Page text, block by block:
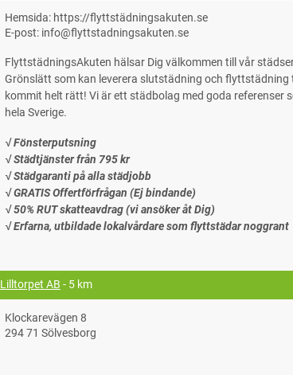
Hemsida: https://flyttstädningsakuten.se
E-post: info@flyttstadningsakuten.se
FlyttstädningsAkuten hälsar Dig välkommen till vår
Grönslätt som kan leverera slutstädning och
kommit helt rätt! Vi är ett städbolag med goda referenser
hela Sverige.
√ Fönsterputsning
√ Städtjänster från 795 kr
√ Städgaranti på alla städjobb
√ GRATIS Offertförfrågan (Ej bindande)
√ 50% RUT skatteavdrag (vi ansöker åt Dig)
√ Erfarna, utbildade lokalvårdare som flyttstädar noggrant
Lilltorpet AB - 5 km
Klockarevägen 8
294 71 Sölvesborg